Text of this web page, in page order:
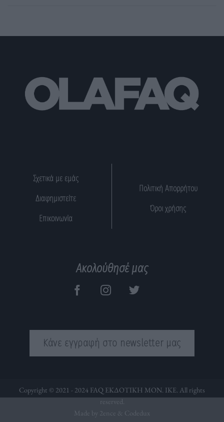
Σχετικά με εμάς
Διαφημιστείτε
Επικοινωνία
Πολιτική Απορρήτου
Όροι χρήσης
Ακολούθησέ μας
Κάνε εγγραφή στο newsletter μας
Copyright © 2021 - 2024 FAQ ΕΚΔΟΤΙΚΗ ΜΟΝ. ΙΚΕ. All rights
reserved.
Made by 2ence & Codedux